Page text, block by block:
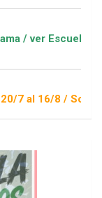
Deportivas
1 de